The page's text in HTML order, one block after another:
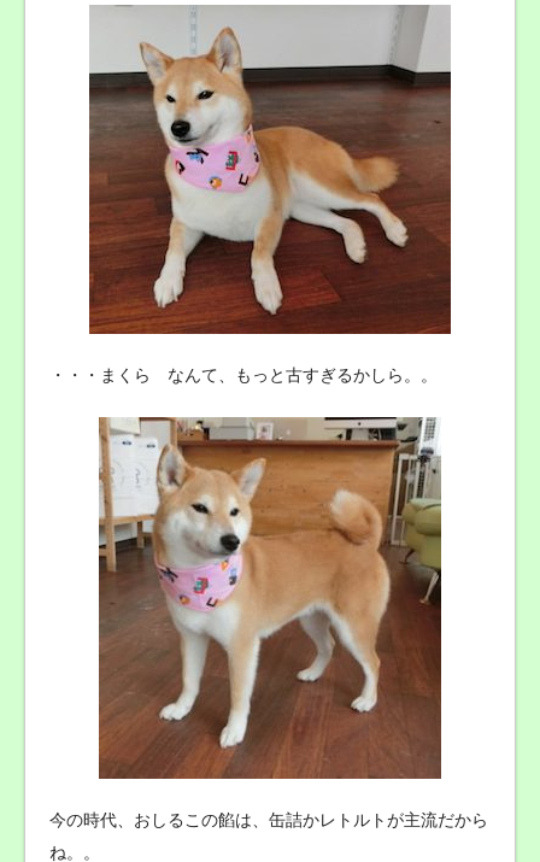
・・・まくら なんて、もっと古すぎるかしら。。
今の時代、おしるこの餡は、缶詰かレトルトが主流だから
ね。。